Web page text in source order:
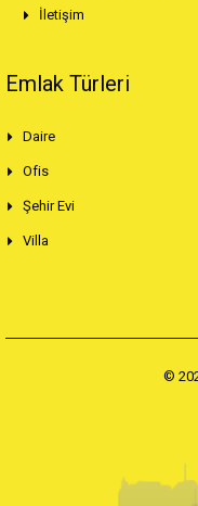
İletişim
Emlak Türleri
Daire
Ofis
Şehir Evi
Villa
©